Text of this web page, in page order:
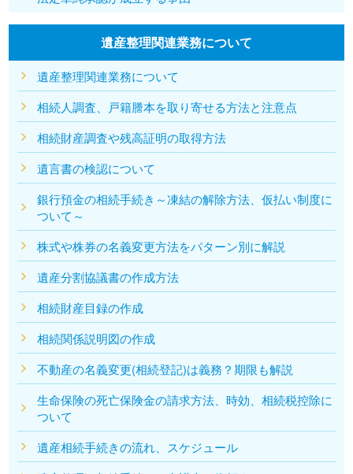
遺産整理関連業務について
遺産整理関連業務について
相続人調査、戸籍謄本を取り寄せる方法と注意点
相続財産調査や残高証明の取得方法
遺言書の検認について
銀行預金の相続手続き～凍結の解除方法、仮払い制度に
ついて～
株式や株券の名義変更方法をパターン別に解説
遺産分割協議書の作成方法
相続財産目録の作成
相続関係説明図の作成
不動産の名義変更(相続登記)は義務？期限も解説
生命保険の死亡保険金の請求方法、時効、相続税控除に
ついて
遺産相続手続きの流れ、スケジュール